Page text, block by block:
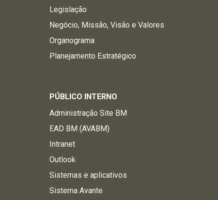
Legislação
Negócio, Missão, Visão e Valores
Organograma
Planejamento Estratégico
PÚBLICO INTERNO
Administração Site BM
EAD BM (AVABM)
Intranet
Outlook
Sistemas e aplicativos
Sistema Avante